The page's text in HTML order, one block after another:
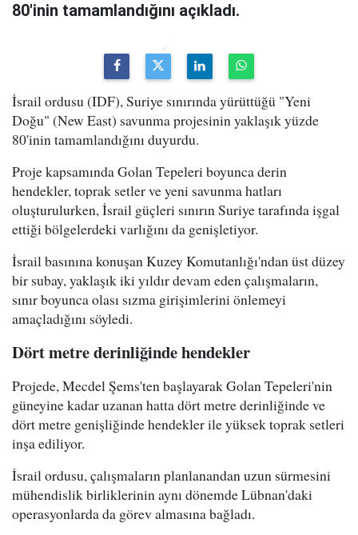
80'inin tamamlandığını açıkladı.
İsrail ordusu (IDF), Suriye sınırında yürüttüğü "Yeni
Doğu" (New East) savunma projesinin yaklaşık yüzde
80'inin tamamlandığını duyurdu.
Proje kapsamında Golan Tepeleri boyunca derin
hendekler, toprak setler ve yeni savunma hatları
oluşturulurken, İsrail güçleri sınırın Suriye tarafında işgal
ettiği bölgelerdeki varlığını da genişletiyor.
İsrail basınına konuşan Kuzey Komutanlığı'ndan üst düzey
bir subay, yaklaşık iki yıldır devam eden çalışmaların,
sınır boyunca olası sızma girişimlerini önlemeyi
amaçladığını söyledi.
Dört metre derinliğinde hendekler
Projede, Mecdel Şems'ten başlayarak Golan Tepeleri'nin
güneyine kadar uzanan hatta dört metre derinliğinde ve
dört metre genişliğinde hendekler ile yüksek toprak setleri
inşa ediliyor.
İsrail ordusu, çalışmaların planlanandan uzun sürmesini
mühendislik birliklerinin aynı dönemde Lübnan'daki
operasyonlarda da görev almasına bağladı.